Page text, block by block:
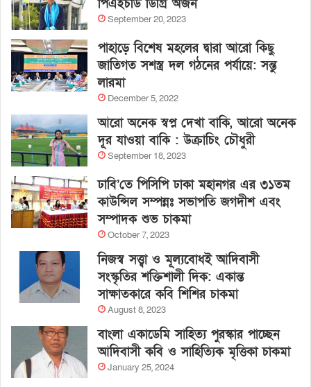
পিএইচডি ডিগ্রি অর্জন
September 20, 2023
পাহাড়ে বিশেষ মহলের দ্বারা আরো কিছু
জাতিগত সশস্ত্র দল গঠনের পর্যায়ে: সন্তু
লারমা
December 5, 2022
আরো অনেক স্বপ্ন দেখা বাকি, আরো অনেক
দূর যাওয়া বাকি : উক্রাচিং চৌধুরী
September 18, 2023
ঢাবি’তে পিসিপি ঢাকা মহানগর এর ৩১তম
কাউন্সিল সম্পন্নঃ সভাপতি জগদীশ এবং
সম্পাদক শুভ চাকমা
October 7, 2023
নিজস্ব সত্ত্বা ও মূল্যবোধই আদিবাসী
সংস্কৃতির শক্তিশালী দিক: একান্ত
সাক্ষাতকারে কবি শিশির চাকমা
August 8, 2023
বাংলা একাডেমি সাহিত্য পুরস্কার পাচ্ছেন
আদিবাসী কবি ও সাহিত্যিক মৃত্তিকা চাকমা
January 25, 2024